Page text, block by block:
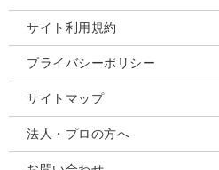
サイト利用規約
プライバシーポリシー
サイトマップ
法人・プロの方へ